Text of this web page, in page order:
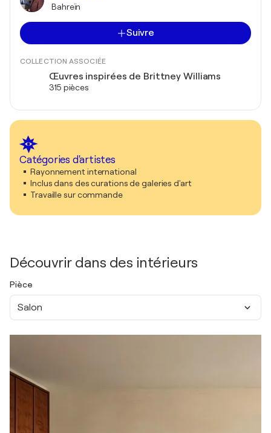
Bahreïn
Suivre
COLLECTION ASSOCIÉE
Œuvres inspirées de Brittney Williams
315 pièces
Catégories d'artistes
Rayonnement international
Inclus dans des curations de galeries d'art
Travaille sur commande
Découvrir dans des intérieurs
Pièce
Salon